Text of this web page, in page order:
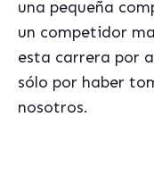
una pequeña
un competidor
esta carrera por
sólo por haber
nosotros.